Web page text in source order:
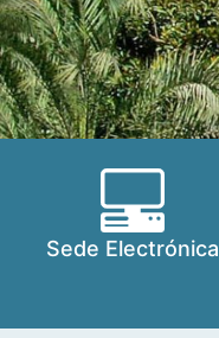
Sede Electrónica